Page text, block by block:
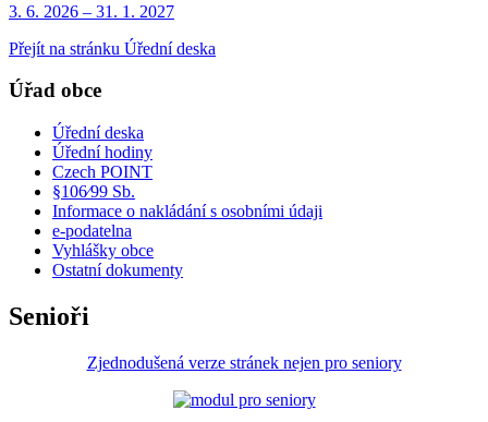
3. 6. 2026 – 31. 1. 2027
Přejít na stránku Úřední deska
Úřad obce
Úřední deska
Úřední hodiny
Czech POINT
§106⁄99 Sb.
Informace o nakládání s osobními údaji
e-podatelna
Vyhlášky obce
Ostatní dokumenty
Senioři
Zjednodušená verze stránek nejen pro seniory